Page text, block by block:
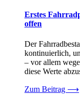
Erstes
offen
Der
kontinuierlich,
– vor allem
diese Werte
Zum Beitrag ⟶